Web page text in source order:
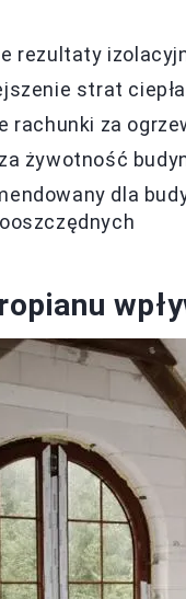
rezultaty
strat ciepła
rachunki za
żywotność
dla